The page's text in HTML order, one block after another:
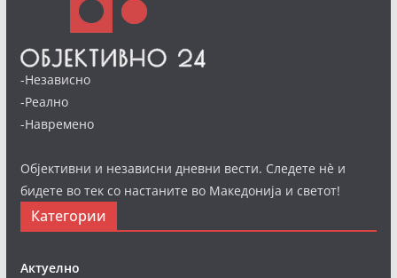
-Независно
-Реално
-Навремено
Објективни и независни дневни вести. Следете нè и
бидете во тек со настаните во Македонија и светот!
Категории
Актуелно